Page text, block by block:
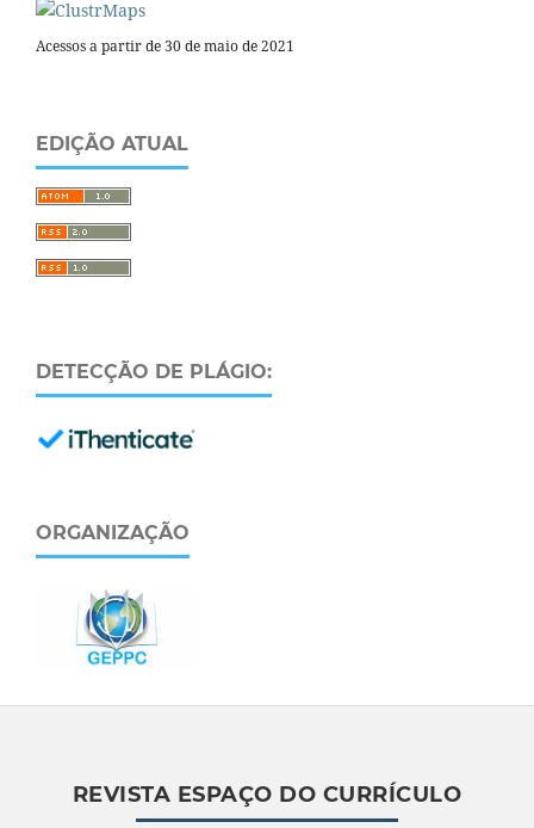
Acessos a partir de 30 de maio de 2021
EDIÇÃO ATUAL
DETECÇÃO DE PLÁGIO:
ORGANIZAÇÃO
REVISTA ESPAÇO DO CURRÍCULO